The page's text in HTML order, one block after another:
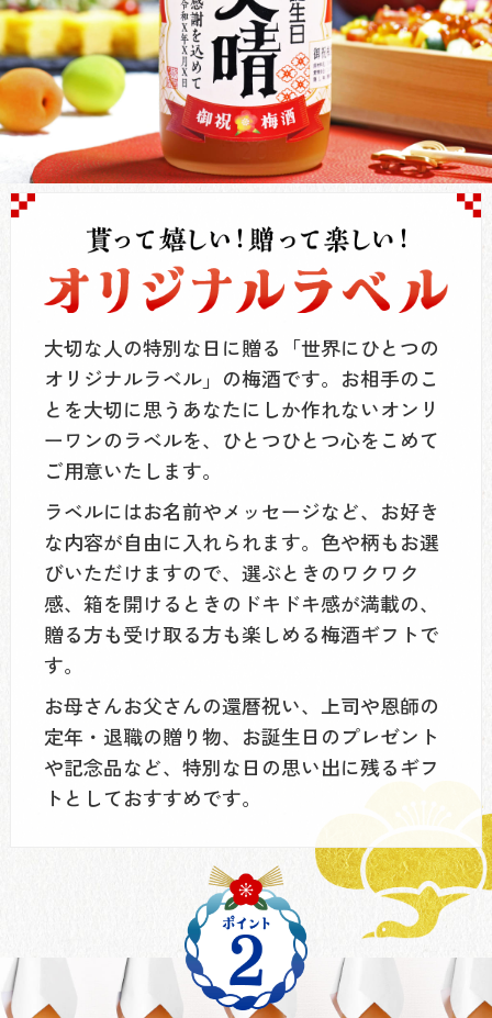
大切な人の特別な日に贈る「世界にひとつの
オリジナルラベル」の梅酒です。お相手のこ
とを大切に思うあなたにしか作れないオンリ
ーワンのラベルを、ひとつひとつ心をこめて
ご用意いたします。
ラベルにはお名前やメッセージなど、お好き
な内容が自由に入れられます。色や柄もお選
びいただけますので、選ぶときのワクワク
感、箱を開けるときのドキドキ感が満載の、
贈る方も受け取る方も楽しめる梅酒ギフトで
す。
お母さんお父さんの還暦祝い、上司や恩師の
定年・退職の贈り物、お誕生日のプレゼント
や記念品など、特別な日の思い出に残るギフ
トとしておすすめです。